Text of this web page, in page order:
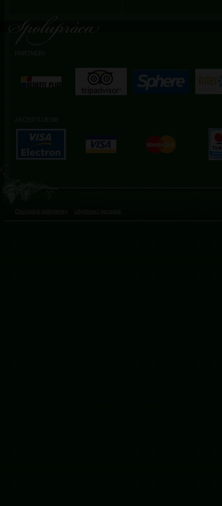
Obchodné podmienky Ubytovací poriadok